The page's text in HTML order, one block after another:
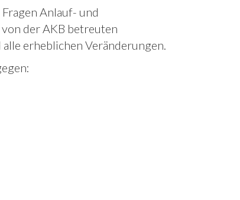
Anlauf- und
der AKB betreuten
erheblichen Veränderungen.